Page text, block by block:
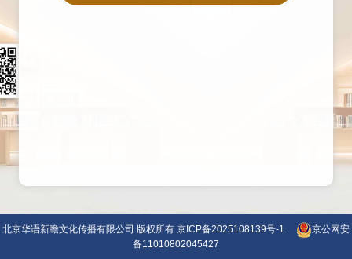
北京华语新瞻文化传播有限公司 版权所有 京ICP备2025108139号-1
京公网安
备11010802045427